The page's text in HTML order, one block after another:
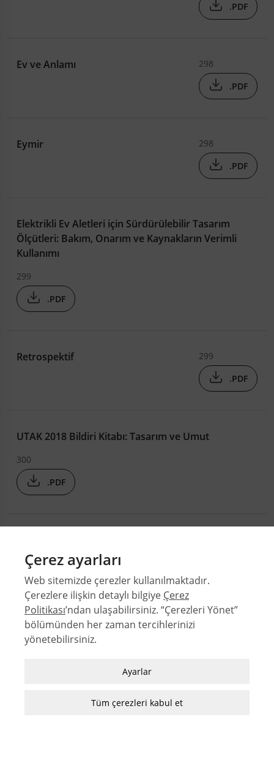
.PDF
Ev ve Anlamı
298
.PDF
Eymir
298
.PDF
Elektrikli Ev Aletleri için Sürdürülebilir Tasarım
Ölçütleri: Bakım, Onarım ve Kaynakların Verimli
Kullanımı
299
.PDF
Retrospektif
299
.PDF
UTAK 2018 Bildiri Kitabı: Tasarım ve Umut
300
.PDF
301
.PDF
Çerez ayarları
Web sitemizde çerezler kullanılmaktadır.
Çerezlere ilişkin detaylı bilgiye Çerez
Politikası’ndan ulaşabilirsiniz. “Çerezleri Yönet”
bölümünden her zaman tercihlerinizi
yönetebilirsiniz.
Zorunlu / Teknik Çerezler
özelliklerinden faydalanabilmek için kullanılan
Ayarlar
Tüm çerezleri kabul et
© 2026 Orta Doğu Teknik Üniversitesi Mimarlık Fakültesi
Yazarlar
MFD Yazı Kılavuzu